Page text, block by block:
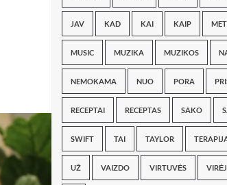
JAV KAD KAI KAIP
MUSIC MUZIKA MUZIKOS
NEMOKAMA NUO PORA
RECEPTAI RECEPTAS SAKO
SWIFT TAI TAYLOR
UŽ VAIZDO VIRTUVĖS